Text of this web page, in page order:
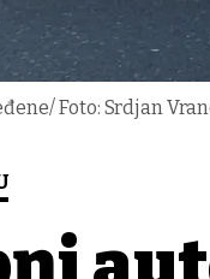
Foto: Srdjan